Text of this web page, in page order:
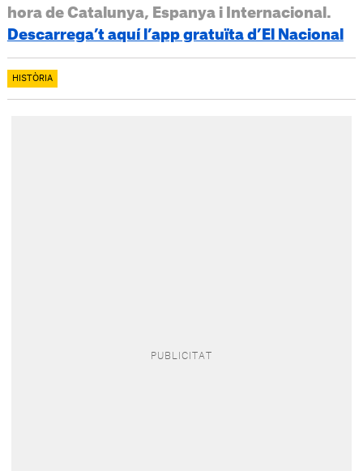
hora de Catalunya, Espanya i Internacional.
Descarrega’t aquí l’app gratuïta d’El Nacional
HISTÒRIA